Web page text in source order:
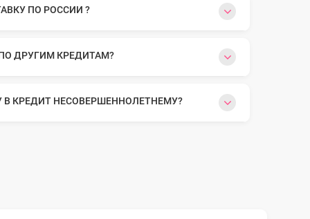
ПО РОССИИ ?
ДРУГИМ КРЕДИТАМ?
КРЕДИТ НЕСОВЕРШЕННОЛЕТНЕМУ?